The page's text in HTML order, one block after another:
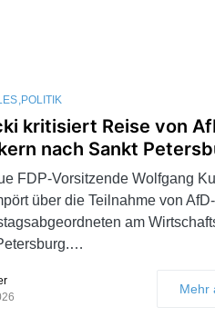
POLITIK
kritisiert Reise von
nach Sankt
FDP-Vorsitzende Wolfgang
über die Teilnahme von AfD-
am
Mehr